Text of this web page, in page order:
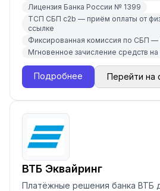
Лицензия Банка России № 1399
ТСП СБП c2b — приём оплаты от
ссылке
Фиксированная комиссия по СБП —
Мгновенное зачисление средств
Подробнее Перейти на
ВТБ Эквайринг
Платёжные решения банка ВТБ